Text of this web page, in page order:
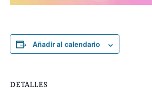
Añadir al calendario
DETALLES